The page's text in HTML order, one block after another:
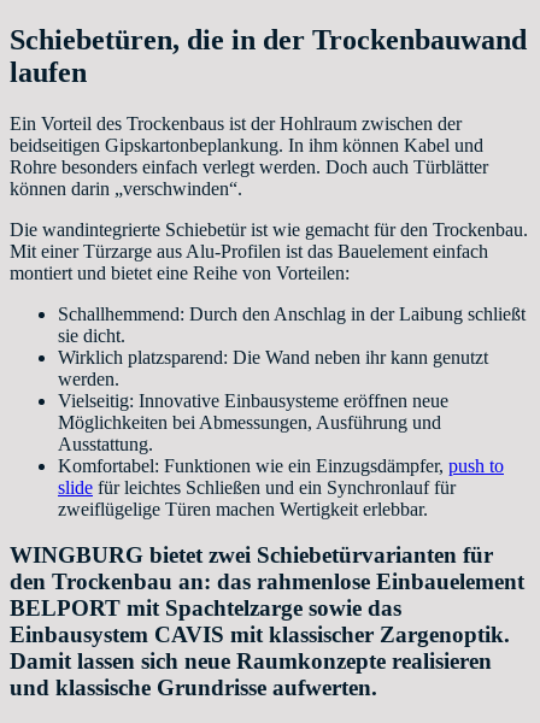
Schiebetüren, die in der Trockenbauwand
laufen
Ein Vorteil des Trockenbaus ist der Hohlraum zwischen der
beidseitigen Gipskartonbeplankung. In ihm können Kabel und
Rohre besonders einfach verlegt werden. Doch auch Türblätter
können darin „verschwinden“.
Die wandintegrierte Schiebetür ist wie gemacht für den Trockenbau.
Mit einer Türzarge aus Alu-Profilen ist das Bauelement einfach
montiert und bietet eine Reihe von Vorteilen:
Schallhemmend: Durch den Anschlag in der Laibung schließt
sie dicht.
Wirklich platzsparend: Die Wand neben ihr kann genutzt
werden.
Vielseitig: Innovative Einbausysteme eröffnen neue
Möglichkeiten bei Abmessungen, Ausführung und
Ausstattung.
Komfortabel: Funktionen wie ein Einzugsdämpfer, push to
slide für leichtes Schließen und ein Synchronlauf für
zweiflügelige Türen machen Wertigkeit erlebbar.
WINGBURG bietet zwei Schiebetürvarianten für
den Trockenbau an: das rahmenlose Einbauelement
BELPORT mit Spachtelzarge sowie das
Einbausystem CAVIS mit klassischer Zargenoptik.
Damit lassen sich neue Raumkonzepte realisieren
und klassische Grundrisse aufwerten.